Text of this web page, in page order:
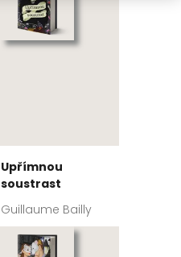
Upřímnou
soustrast
Guillaume Bailly